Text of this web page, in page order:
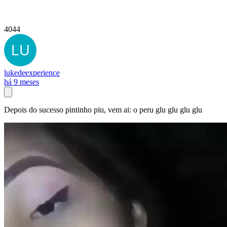
4044
lukedeexperience
há 9 meses
Depois do sucesso pintinho piu, vem ai: o peru glu glu glu glu